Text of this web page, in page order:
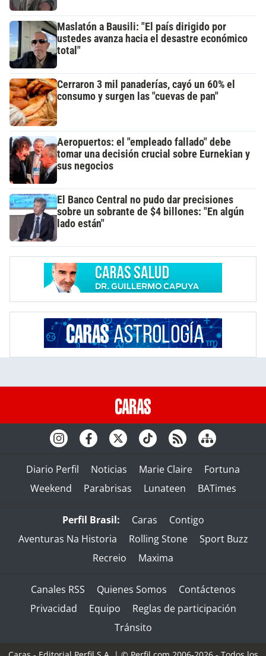
Maslatón a Bausili: "El país dirigido por
ustedes avanza hacia el desastre económico
total"
Cerraron 3 mil panaderías, cayó un 60% el
consumo y surgen las "cuevas de pan"
Aeropuertos: el "empleado fallado" debe
tomar una decisión crucial sobre Eurnekian y
sus negocios
El Banco Central no pudo dar precisiones
sobre un sobrante de $4 billones: "En algún
lado están"
Diario Perfil Noticias Marie Claire
Fortuna
Weekend
Parabrisas Lunateen BATimes
Perfil Brasil: Caras
Contigo
Aventuras Na Historia
Rolling Stone
Sport Buzz
Recreio
Maxima
Canales RSS Quienes Somos
Contáctenos
Privacidad
Equipo
Reglas de participación
Tránsito